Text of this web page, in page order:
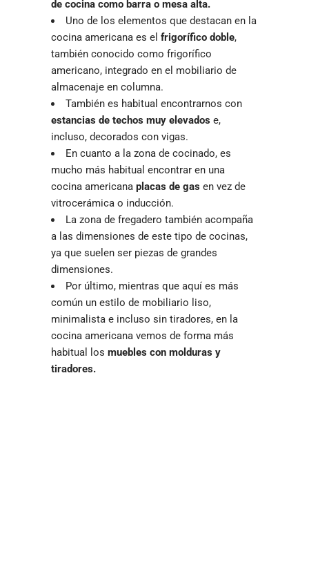
de cocina como barra o mesa alta.
Uno de los elementos que destacan en la
cocina americana es el frigorífico doble,
también conocido como frigorífico
americano, integrado en el mobiliario de
almacenaje en columna.
También es habitual encontrarnos con
estancias de techos muy elevados e,
incluso, decorados con vigas.
En cuanto a la zona de cocinado, es
mucho más habitual encontrar en una
cocina americana placas de gas en vez de
vitrocerámica o inducción.
La zona de fregadero también acompaña
a las dimensiones de este tipo de cocinas,
ya que suelen ser piezas de grandes
dimensiones.
Por último, mientras que aquí es más
común un estilo de mobiliario liso,
minimalista e incluso sin tiradores, en la
cocina americana vemos de forma más
habitual los muebles con molduras y
tiradores.